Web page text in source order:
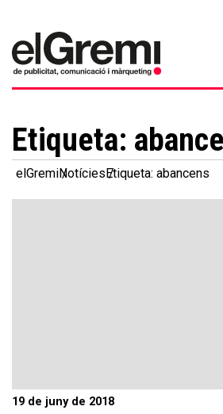
Inici
Gremi
>
Serveis
Etiqueta:
elGremiNotíciesEtiqueta: abancens
19 de juny de 2018